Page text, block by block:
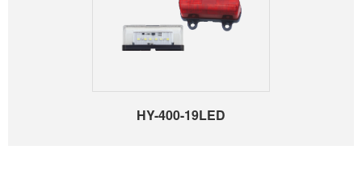
HY-400-19LED